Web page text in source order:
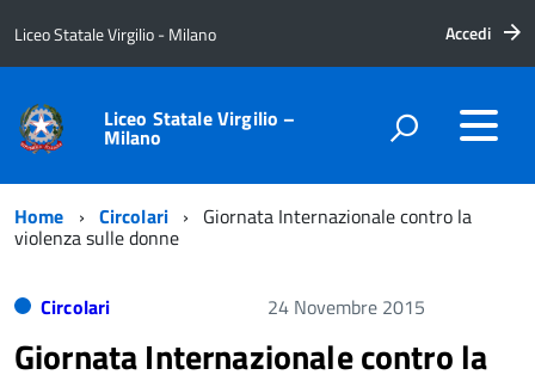
Liceo Statale Virgilio - Milano Accedi
Liceo Statale Virgilio –
Milano
Home Circolari Giornata Internazionale contro la
violenza sulle donne
Circolari 24 Novembre 2015
Giornata Internazionale contro la